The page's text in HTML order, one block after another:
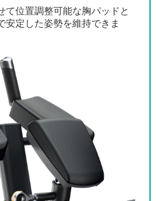
て位置調整可能な胸パッドと
安定した姿勢を維持できま